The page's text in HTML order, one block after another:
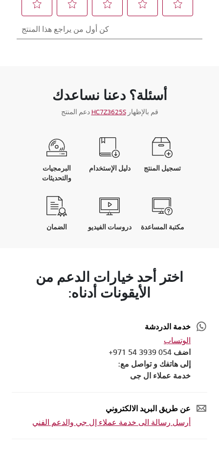
أسئلة؟ دعنا نساعدك
قم بالإظهارHC7Z3625S دعم المنتج
تسجيل المنتج دليل الإستخدام
البرمجيات
والتحديثات
مكتبة المساعدة دروسات الفيديو الضمان
اختر أحد خيارات الدعم من
الأيقونات أدناه:
خدمة الدردشة
الوتساب
اضف 054 3939 54 971+
إلى هاتفك و تواصل مع:
خدمة عملاء ال جى
عن طريق البريد الالكتروني
أرسل رسالة الى خدمة عملاء إل جي والدعم الفني